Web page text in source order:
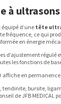
à ultrasons
équipé d’une tête
fréquence, ce qui
en énergie
d’ajustement régulé
les fonctions de
affiche en
tendinite, bursite,
de JFB MEDICAL